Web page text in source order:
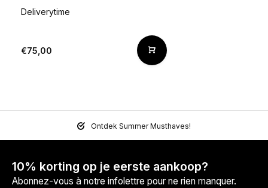
Deliverytime
€75,00
Ontdek Summer Musthaves!
10% korting op je eerste aankoop?
Abonnez-vous à notre infolettre pour ne rien manquer.